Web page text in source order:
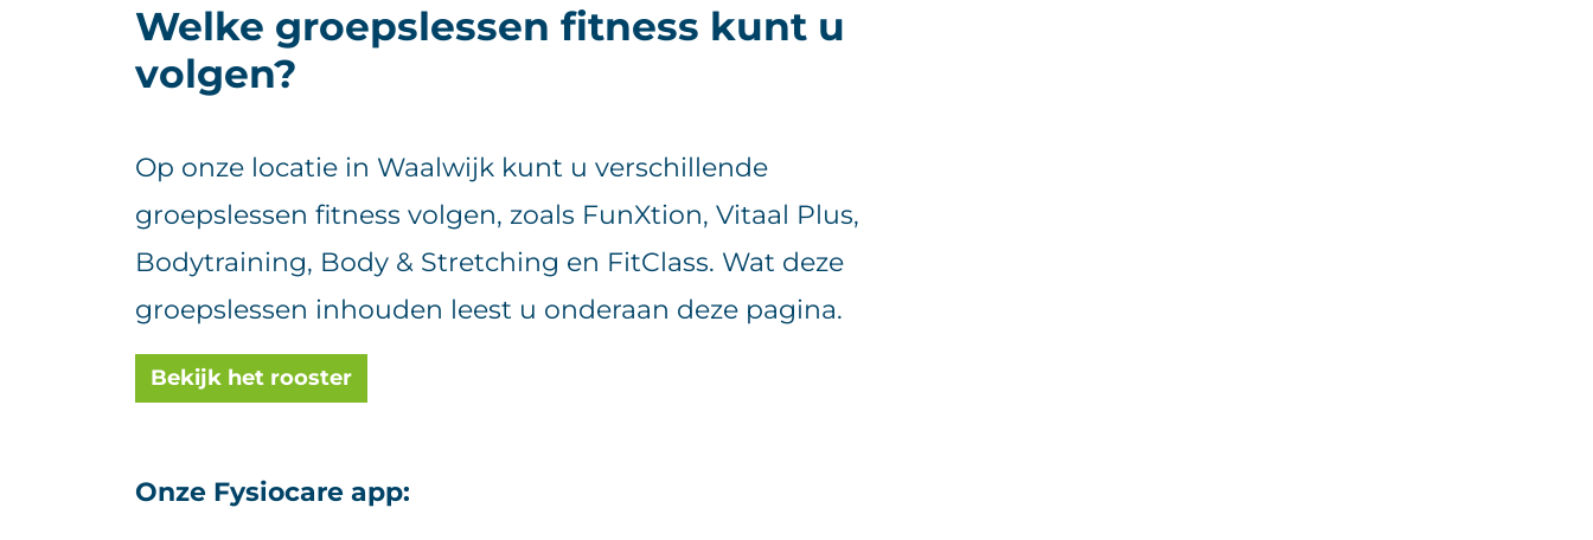
Welke groepslessen fitness kunt u
volgen?
Op onze locatie in Waalwijk kunt u verschillende
groepslessen fitness volgen, zoals FunXtion, Vitaal Plus,
Bodytraining, Body & Stretching en FitClass. Wat deze
groepslessen inhouden leest u onderaan deze pagina.
Bekijk het rooster
Onze Fysiocare app: